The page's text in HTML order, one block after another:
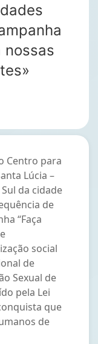
nossas
Centro para
Lúcia –
da cidade
de
“Faça
social
de
Sexual de
pela Lei
que
de